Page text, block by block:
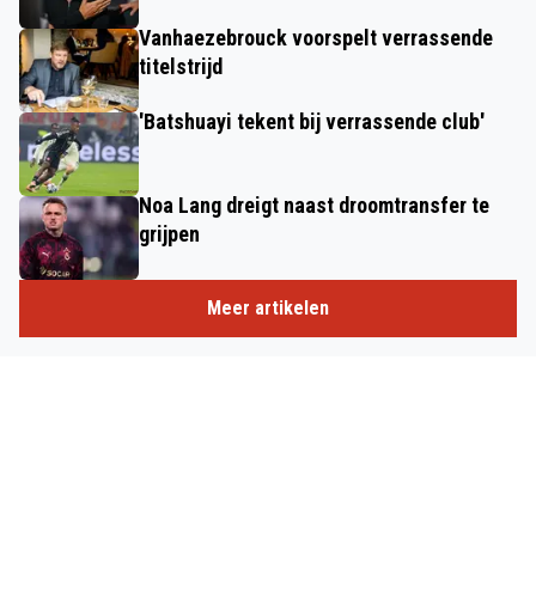
Vanhaezebrouck voorspelt verrassende
titelstrijd
'Batshuayi tekent bij verrassende club'
Noa Lang dreigt naast droomtransfer te
grijpen
Meer artikelen